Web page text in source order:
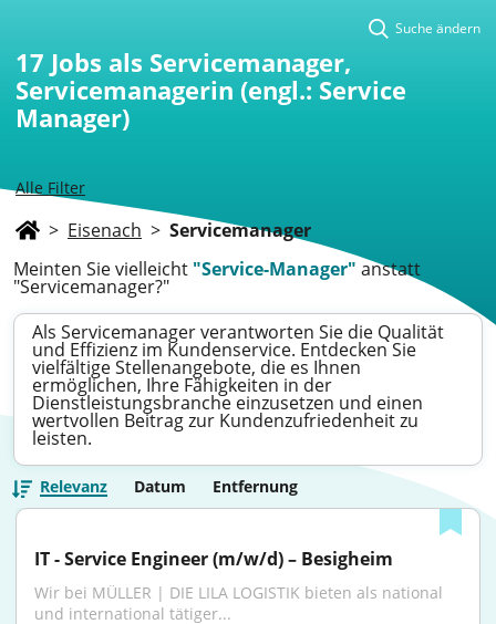
Alle Filter
Suche ändern
17 Jobs als Servicemanager,
Servicemanagerin (engl.: Service
Manager)
> Eisenach > Servicemanager
Meinten Sie vielleicht "Service-Manager" anstatt
"Servicemanager?"
Als Servicemanager verantworten Sie die Qualität
und Effizienz im Kundenservice. Entdecken Sie
vielfältige Stellenangebote, die es Ihnen
ermöglichen, Ihre Fähigkeiten in der
Dienstleistungsbranche einzusetzen und einen
wertvollen Beitrag zur Kundenzufriedenheit zu
leisten.
Relevanz Datum Entfernung
IT - Service Engineer (m/w/d) – Besigheim
Wir bei MÜLLER | DIE LILA LOGISTIK bieten als national
und international tätiger...